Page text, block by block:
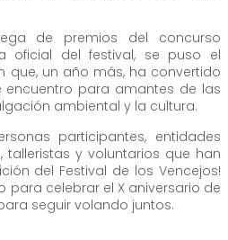
de premios del concurso
oficial del festival, se puso el
que, un año más, ha convertido
para amantes de las
ambiental y la cultura.
participantes, entidades
talleristas y voluntarios que han
del Festival de los Vencejos!
para celebrar el X aniversario de
seguir volando juntos.